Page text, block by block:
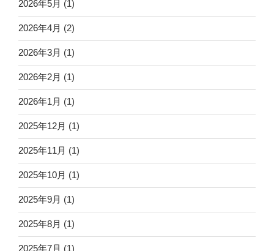
2026年5月 (1)
2026年4月 (2)
2026年3月 (1)
2026年2月 (1)
2026年1月 (1)
2025年12月 (1)
2025年11月 (1)
2025年10月 (1)
2025年9月 (1)
2025年8月 (1)
2025年7月 (1)